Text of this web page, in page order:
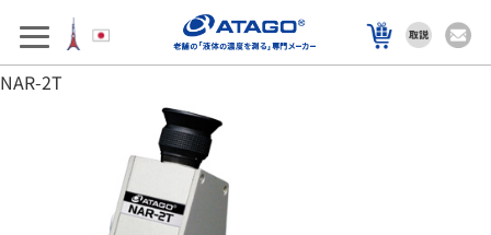
アフターサポート
製品を選ぶ
NAR-2T